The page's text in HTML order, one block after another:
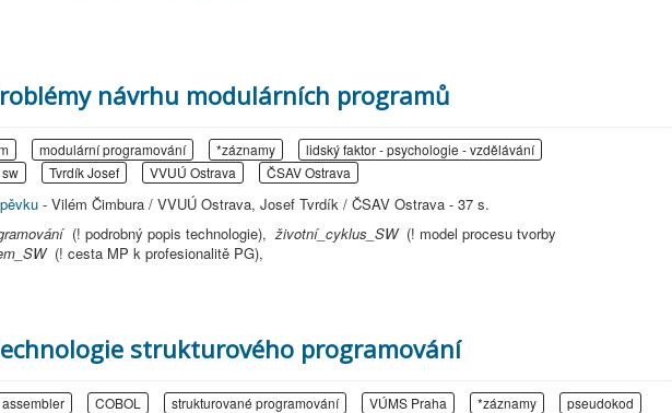
návrhu modulárních programů
modulární programování *záznamy
lidský faktor - psychologie - vzdělávání
Tvrdík Josef VVUÚ Ostrava ČSAV Ostrava
- Vilém Čimbura / VVUÚ Ostrava, Josef Tvrdík / ČSAV Ostrava - 37 s.
(! podrobný popis technologie),životní_cyklus_SW (! model procesu tvorby
(! cesta MP k profesionalitě PG),
strukturového programování
COBOL strukturované programování VÚMS Praha *záznamy
pseudokod